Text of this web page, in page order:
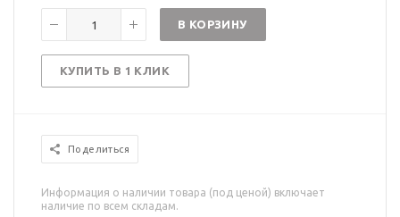
В КОРЗИНУ
КУПИТЬ В 1 КЛИК
Поделиться
Информация о наличии товара (под ценой) включает
наличие по всем складам.